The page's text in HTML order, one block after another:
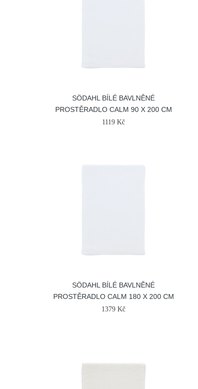
SÖDAHL BÍLÉ BAVLNĚNÉ
PROSTĚRADLO CALM 90 X 200 CM
1119 Kč
SÖDAHL BÍLÉ BAVLNĚNÉ
PROSTĚRADLO CALM 180 X 200 CM
1379 Kč